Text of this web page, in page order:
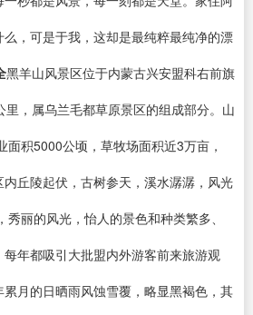
，可是于我，这却是最纯粹最纯净的漂
黑羊山风景区位于内蒙古兴安盟科右前旗
，属乌兰毛都草原景区的组成部分。山
积5000公顷，草牧场面积近3万亩，
丘陵起伏，古树参天，溪水潺潺，风光
丽的风光，怡人的景色和种类繁多、
年都吸引大批盟内外游客前来旅游观
月的日晒雨风蚀雪覆，略显黑褐色，其